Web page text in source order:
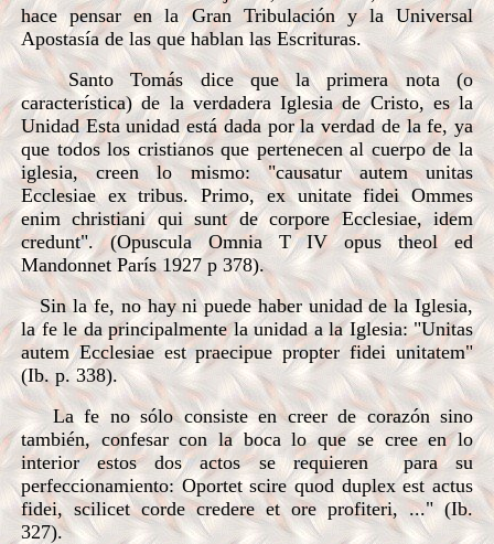
hace pensar en la Gran Tribulación y la Universal
Apostasía de las que hablan las Escrituras.
Santo Tomás dice que la primera nota (o
característica) de la verdadera Iglesia de Cristo, es la
Unidad Esta unidad está dada por la verdad de la fe, ya
que todos los cristianos que pertenecen al cuerpo de la
iglesia, creen lo mismo: "causatur autem unitas
Ecclesiae ex tribus. Primo, ex unitate fidei Ommes
enim christiani qui sunt de corpore Ecclesiae, idem
credunt". (Opuscula Omnia T IV opus theol ed
Mandonnet París 1927 p 378).
Sin la fe, no hay ni puede haber unidad de la Iglesia,
la fe le da principalmente la unidad a la Iglesia: "Unitas
autem Ecclesiae est praecipue propter fidei unitatem"
(Ib. p. 338).
La fe no sólo consiste en creer de corazón sino
también, confesar con la boca lo que se cree en lo
interior estos dos actos se requieren para su
perfeccionamiento: Oportet scire quod duplex est actus
fidei, scilicet corde credere et ore profiteri, ..." (Ib.
327).